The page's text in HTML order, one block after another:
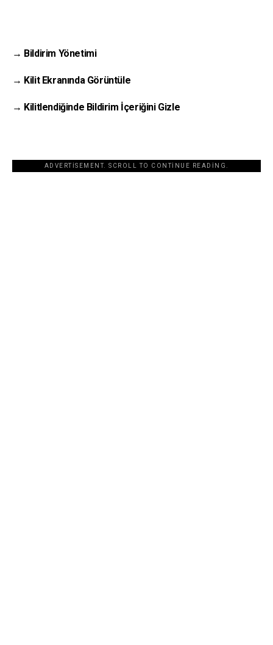
→ Bildirim Yönetimi
→ Kilit Ekranında Görüntüle
→ Kilitlendiğinde Bildirim İçeriğini Gizle
ADVERTISEMENT. SCROLL TO CONTINUE READING.